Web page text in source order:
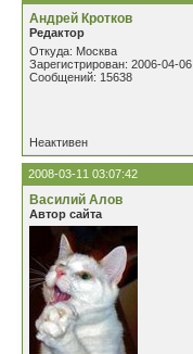
Андрей Кротков
Редактор
Откуда: Москва
Зарегистрирован: 2006-04-06
Сообщений: 15638
Неактивен
2008-03-11 03:07:42
Василий Алов
Автор сайта